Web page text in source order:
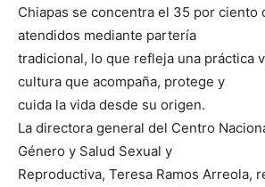
Chiapas se concentra el 35 por ciento
atendidos mediante partería
tradicional, lo que refleja una práctica
cultura que acompaña, protege y
cuida la vida desde su origen.
La directora general del Centro
Género y Salud Sexual y
Reproductiva, Teresa Ramos Arreola,